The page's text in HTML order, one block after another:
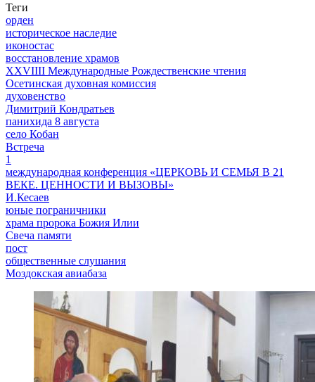
Теги
орден
историческое наследие
иконостас
восстановление храмов
XXVIIII Международные Рождественские чтения
Осетинская духовная комиссия
духовенство
Димитрий Кондратьев
панихида 8 августа
село Кобан
Встреча
1
международная конференция «ЦЕРКОВЬ И СЕМЬЯ В 21
ВЕКЕ. ЦЕННОСТИ И ВЫЗОВЫ»
И.Кесаев
юные пограничники
храма пророка Божия Илии
Свеча памяти
пост
общественные слушания
Моздокская авиабаза